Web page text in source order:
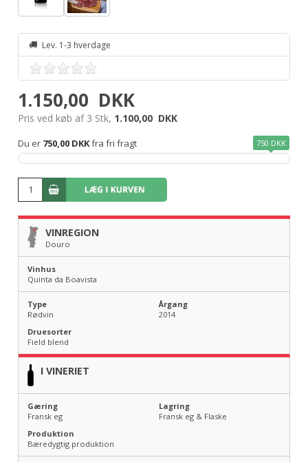
Lev. 1-3 hverdage
1.150,00 DKK
Pris ved køb af 3 Stk, 1.100,00 DKK
Du er 750,00 DKKfra fri fragt 750 DKK
VINREGION
Douro
I VINERIET
Vinhus
Quinta da Boavista
Gæring
Fransk eg
Lagring
Fransk eg & Flaske
Produktion
Bæredygtig produktion
Type
Rødvin
Årgang
2014
Druesorter
Field blend